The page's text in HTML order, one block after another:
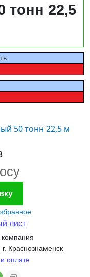
тонн 22,5
лист
компания
Краснознаменск
оплате